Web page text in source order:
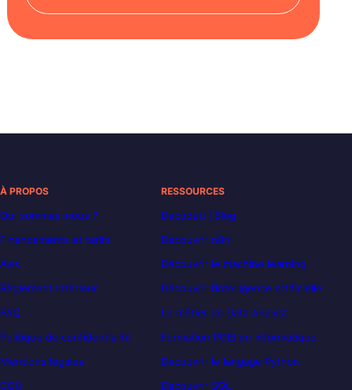
À PROPOS
Qui sommes-nous ?
Financements et tarifs
Avis
Règlement intérieur
FAQ
Politique de confidentialité
Mentions légales
CGU
RESSOURCES
Decoded | Blog
Découvrir n8n
Découvrir le machine learning
Découvrir l’intelligence artificielle
Le métier de Data Analyst
Formation POEI en informatique
Découvrir le langage Python
Découvrir SQL